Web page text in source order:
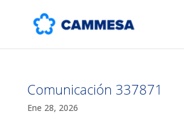
Comunicación 337871
Ene 28, 2026